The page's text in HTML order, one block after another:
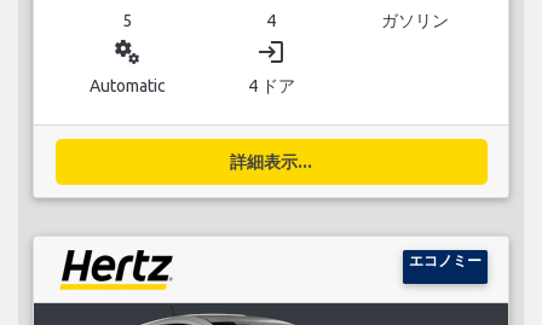
5 4 ガソリン
miscellaneous_services
Automatic
login
4 ドア
詳細表示...
エコノミー